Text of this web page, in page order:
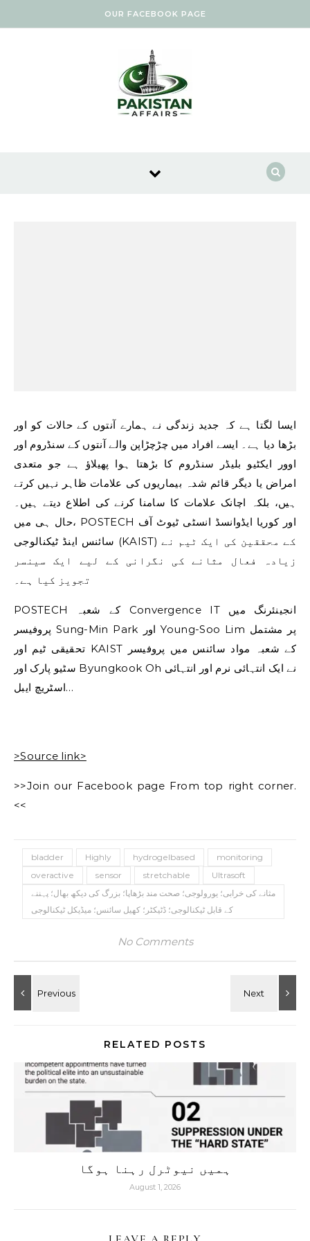
OUR FACEBOOK PAGE
ایسا لگتا ہے کہ جدید زندگی نے ہمارے آنتوں کے حالات کو اور
بڑھا دیا ہے۔ ایسے افراد میں چڑچڑاپن والے آنتوں کے سنڈروم اور
اوور ایکٹیو بلیڈر سنڈروم کا بڑھتا ہوا پھیلاؤ ہے جو متعدی
امراض یا دیگر قائم شدہ بیماریوں کی علامات ظاہر نہیں کرتے
ہیں، بلکہ اچانک علامات کا سامنا کرنے کی اطلاع دیتے ہیں۔
حال ہی میں، POSTECH اور کوریا ایڈوانسڈ انسٹی ٹیوٹ آف
سائنس اینڈ ٹیکنالوجی (KAIST) کے محققین کی ایک ٹیم نے
زیادہ فعال مثانے کی نگرانی کے لیے ایک سینسر
تجویز کیا ہے۔
POSTECH کے شعبہ Convergence IT انجینئرنگ میں
پروفیسر Sung-Min Park اور Young-Soo Lim پر مشتمل
تحقیقی ٹیم اور KAIST کے شعبہ مواد سائنس میں پروفیسر
سٹیو پارک اور Byungkook Oh نے ایک انتہائی نرم اور انتہائی
اسٹریچ ایبل…
>Source link>
>>Join our Facebook page From top right corner.
<<
bladder Highly hydrogelbased
monitoring
overactive
sensor stretchable
Ultrasoft
مثانے کی خرابی؛ یورولوجی؛ صحت مند بڑھاپا؛ بزرگ کی دیکھ بھال؛ پہننے
کے قابل ٹیکنالوجی؛ ڈٹیکٹر؛ کھیل سائنس؛ میڈیکل ٹیکنالوجی
No Comments
RELATED POSTS
ہمیں نیوٹرل رہنا ہوگا
August 1, 2026